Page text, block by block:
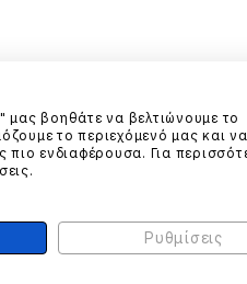
μας βοηθάτε να βελτιώνουμε το
το περιεχόμενό μας και να
πιο ενδιαφέρουσα. Για
Ρυθμίσεις